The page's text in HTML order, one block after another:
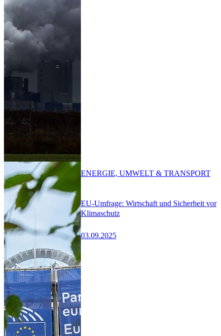
EU-Umfrage: Wirtschaft und Sicherheit vor
Klimaschutz
03.09.2025
ENERGIE, UMWELT & TRANSPORT